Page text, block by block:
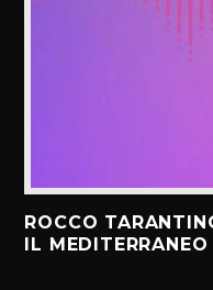
ROCCO
IL